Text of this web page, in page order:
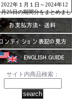
2022年１月１日～2024年12
月25日の期間分をまとめまし
た。
サイト内商品検索：